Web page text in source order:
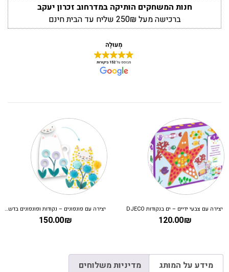
חנות המשחקים הותיקה במדרחוב זכרון יעקב
ברכישה מעל 250₪ שליח עד הבית חינם
ערכת יצירה – עיצוב אופנה קרולין
199.00₪
משחק קופסא לילדים – קריסטלים
130.00₪
מידע על המותג מדיניות משלוחים